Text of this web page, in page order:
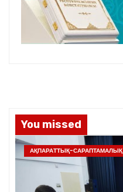
You missed
АҚПАРАТТЫҚ-САРАПТАМАЛЫҚ